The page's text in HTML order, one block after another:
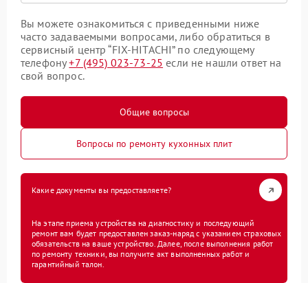
Вы можете ознакомиться с приведенными ниже
часто задаваемыми вопросами, либо обратиться в
сервисный центр “FIX-HITACHI” по следующему
телефону+7 (495) 023-73-25 если не нашли ответ на
свой вопрос.
Общие вопросы
Вопросы по ремонту кухонных плит
Какие документы вы предоставляете?
На этапе приема устройства на диагностику и последующий
ремонт вам будет предоставлен заказ-наряд с указанием страховых
обязательств на ваше устройство. Далее, после выполнения работ
по ремонту техники, вы получите акт выполненных работ и
гарантийный талон.